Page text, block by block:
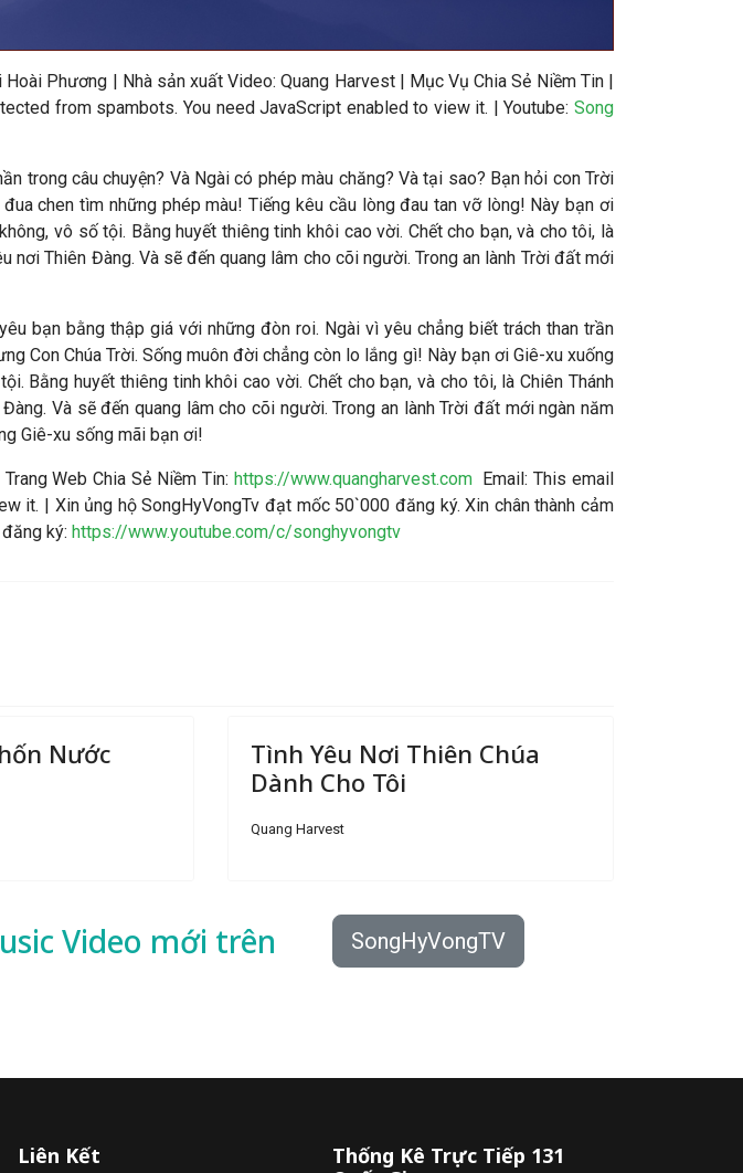
Hoài Phương Nhà sản xuất Video: Quang Harvest | Mục Vụ Chia Sẻ Niềm Tin |
from spambots. You need JavaScript enabled to view it. | Youtube:Song
trong câu chuyện? Và Ngài có phép màu chăng? Và tại sao? Bạn hỏi con Trời
chen tìm những phép màu! Tiếng kêu cầu lòng đau tan vỡ lòng! Này bạn ơi
vô số tội. Bằng huyết thiêng tinh khôi cao vời. Chết cho bạn, và cho tôi, là
nơi Thiên Đàng. Và sẽ đến quang lâm cho cõi người. Trong an lành Trời đất mới
bạn bằng thập giá với những đòn roi. Ngài vì yêu chẳng biết trách than trần
Con Chúa Trời. Sống muôn đời chẳng còn lo lắng gì! Này bạn ơi Giê-xu xuống
Bằng huyết thiêng tinh khôi cao vời. Chết cho bạn, và cho tôi, là Chiên Thánh
Và sẽ đến quang lâm cho cõi người. Trong an lành Trời đất mới ngàn năm
Giê-xu sống mãi bạn ơi!
Web Chia Sẻ Niềm Tin: https://www.quangharvest.comEmail:This email
it. | Xin ủng hộ SongHyVongTv đạt mốc 50`000 đăng ký. Xin chân thành cảm
ký: https://www.youtube.com/c/songhyvongtv
Nước
Tình Yêu Nơi Thiên Chúa
Dành Cho Tôi
Quang Harvest
Video mới trên SongHyVongTV
Liên Kết
Thống Kê Trực Tiếp 131